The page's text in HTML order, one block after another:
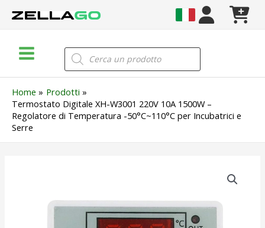
Menu
Products
search
Home
Prodotti
Termostato Digitale XH-W3001 220V 10A 1500W –
Regolatore di Temperatura -50°C~110°C per Incubatrici e
Serre